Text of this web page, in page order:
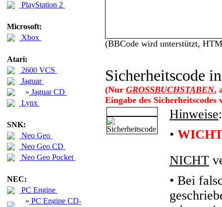
PlayStation 2
Microsoft:
Xbox
Atari:
2600 VCS
Jaguar
» Jaguar CD
Lynx
SNK:
Neo Geo
Neo Geo CD
Neo Geo Pocket
NEC:
PC Engine
» PC Engine CD-
(BBCode wird unterstützt,
Sicherheitscode
(Nur GROSSBUCHSTABEN,
Eingabe des Sicherheitscodes
Hinweise:
•
NICHT
• Bei